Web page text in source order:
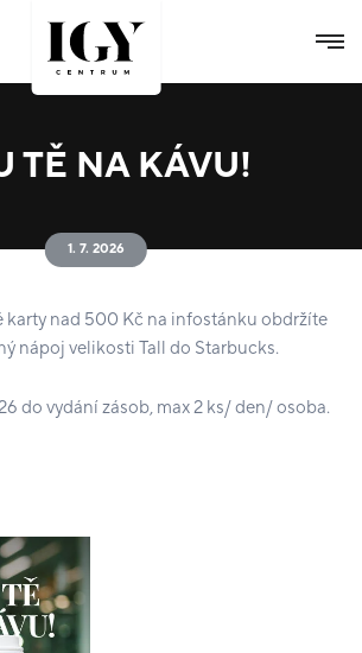
TĚ NA KÁVU!
1. 7. 2026
karty nad 500 Kč na infostánku obdržíte
nápoj velikosti Tall do Starbucks.
do vydání zásob, max 2 ks/ den/ osoba.